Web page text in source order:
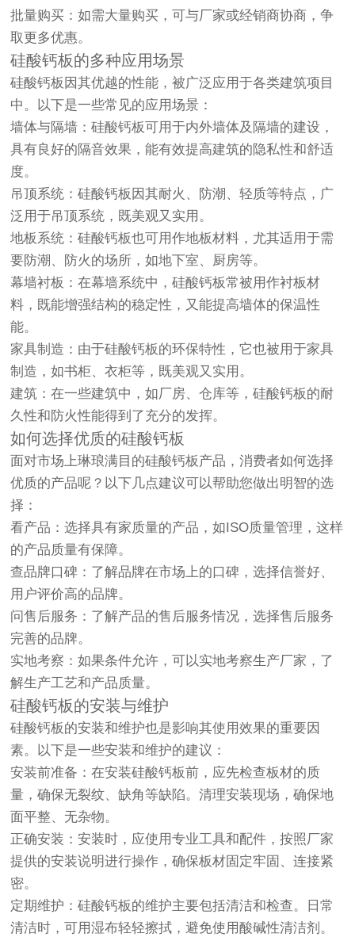
批量购买：如需大量购买，可与厂家或经销商协商，争
取更多优惠。
硅酸钙板的多种应用场景
硅酸钙板因其优越的性能，被广泛应用于各类建筑项目
中。以下是一些常见的应用场景：
墙体与隔墙：硅酸钙板可用于内外墙体及隔墙的建设，
具有良好的隔音效果，能有效提高建筑的隐私性和舒适
度。
吊顶系统：硅酸钙板因其耐火、防潮、轻质等特点，广
泛用于吊顶系统，既美观又实用。
地板系统：硅酸钙板也可用作地板材料，尤其适用于需
要防潮、防火的场所，如地下室、厨房等。
幕墙衬板：在幕墙系统中，硅酸钙板常被用作衬板材
料，既能增强结构的稳定性，又能提高墙体的保温性
能。
家具制造：由于硅酸钙板的环保特性，它也被用于家具
制造，如书柜、衣柜等，既美观又实用。
建筑：在一些建筑中，如厂房、仓库等，硅酸钙板的耐
久性和防火性能得到了充分的发挥。
如何选择优质的硅酸钙板
面对市场上琳琅满目的硅酸钙板产品，消费者如何选择
优质的产品呢？以下几点建议可以帮助您做出明智的选
择：
看产品：选择具有家质量的产品，如ISO质量管理，这样
的产品质量有保障。
查品牌口碑：了解品牌在市场上的口碑，选择信誉好、
用户评价高的品牌。
问售后服务：了解产品的售后服务情况，选择售后服务
完善的品牌。
实地考察：如果条件允许，可以实地考察生产厂家，了
解生产工艺和产品质量。
硅酸钙板的安装与维护
硅酸钙板的安装和维护也是影响其使用效果的重要因
素。以下是一些安装和维护的建议：
安装前准备：在安装硅酸钙板前，应先检查板材的质
量，确保无裂纹、缺角等缺陷。清理安装现场，确保地
面平整、无杂物。
正确安装：安装时，应使用专业工具和配件，按照厂家
提供的安装说明进行操作，确保板材固定牢固、连接紧
密。
定期维护：硅酸钙板的维护主要包括清洁和检查。日常
清洁时，可用湿布轻轻擦拭，避免使用酸碱性清洁剂。